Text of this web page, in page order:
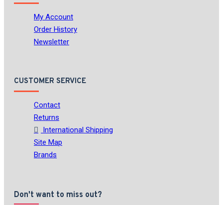
My Account
Order History
Newsletter
CUSTOMER SERVICE
Contact
Returns
International Shipping
Site Map
Brands
Don't want to miss out?